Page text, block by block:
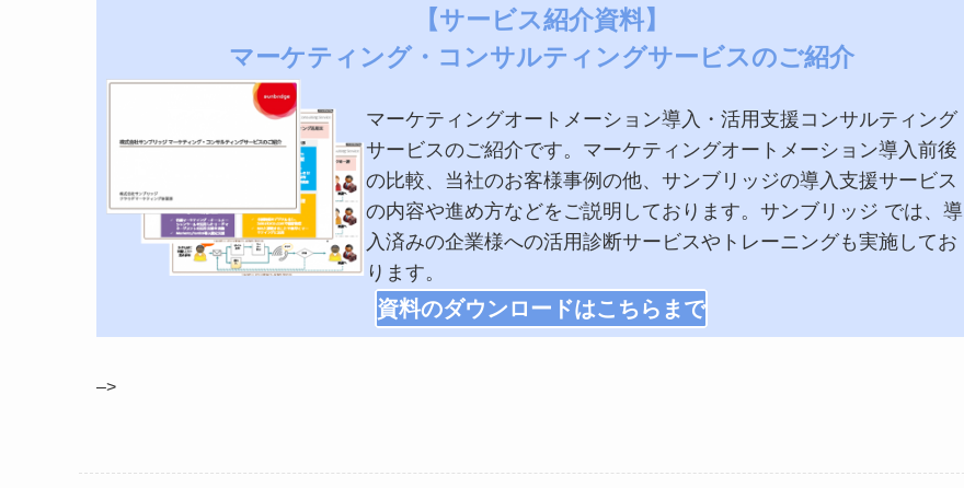
【サービス紹介資料】
マーケティング・コンサルティングサービスのご紹介
マーケティングオートメーション導入・活用支援コンサルティング
サービスのご紹介です。マーケティングオートメーション導入前後
の比較、当社のお客様事例の他、サンブリッジの導入支援サービス
の内容や進め方などをご説明しております。サンブリッジ では、導
入済みの企業様への活用診断サービスやトレーニングも実施してお
ります。
資料のダウンロードはこちらまで
–>